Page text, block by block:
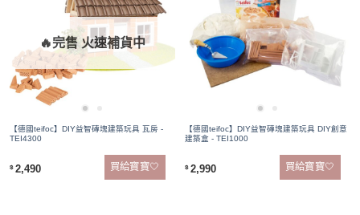
🔥完售 火速補貨中
【德國teifoc】DIY益智磚塊建築玩具 瓦房 -
TEI4300
$ 2,490 買給寶寶🤍
【德國teifoc】DIY益智磚塊建築玩具 DIY創意
建築盒 - TEI1000
$ 2,990 買給寶寶🤍